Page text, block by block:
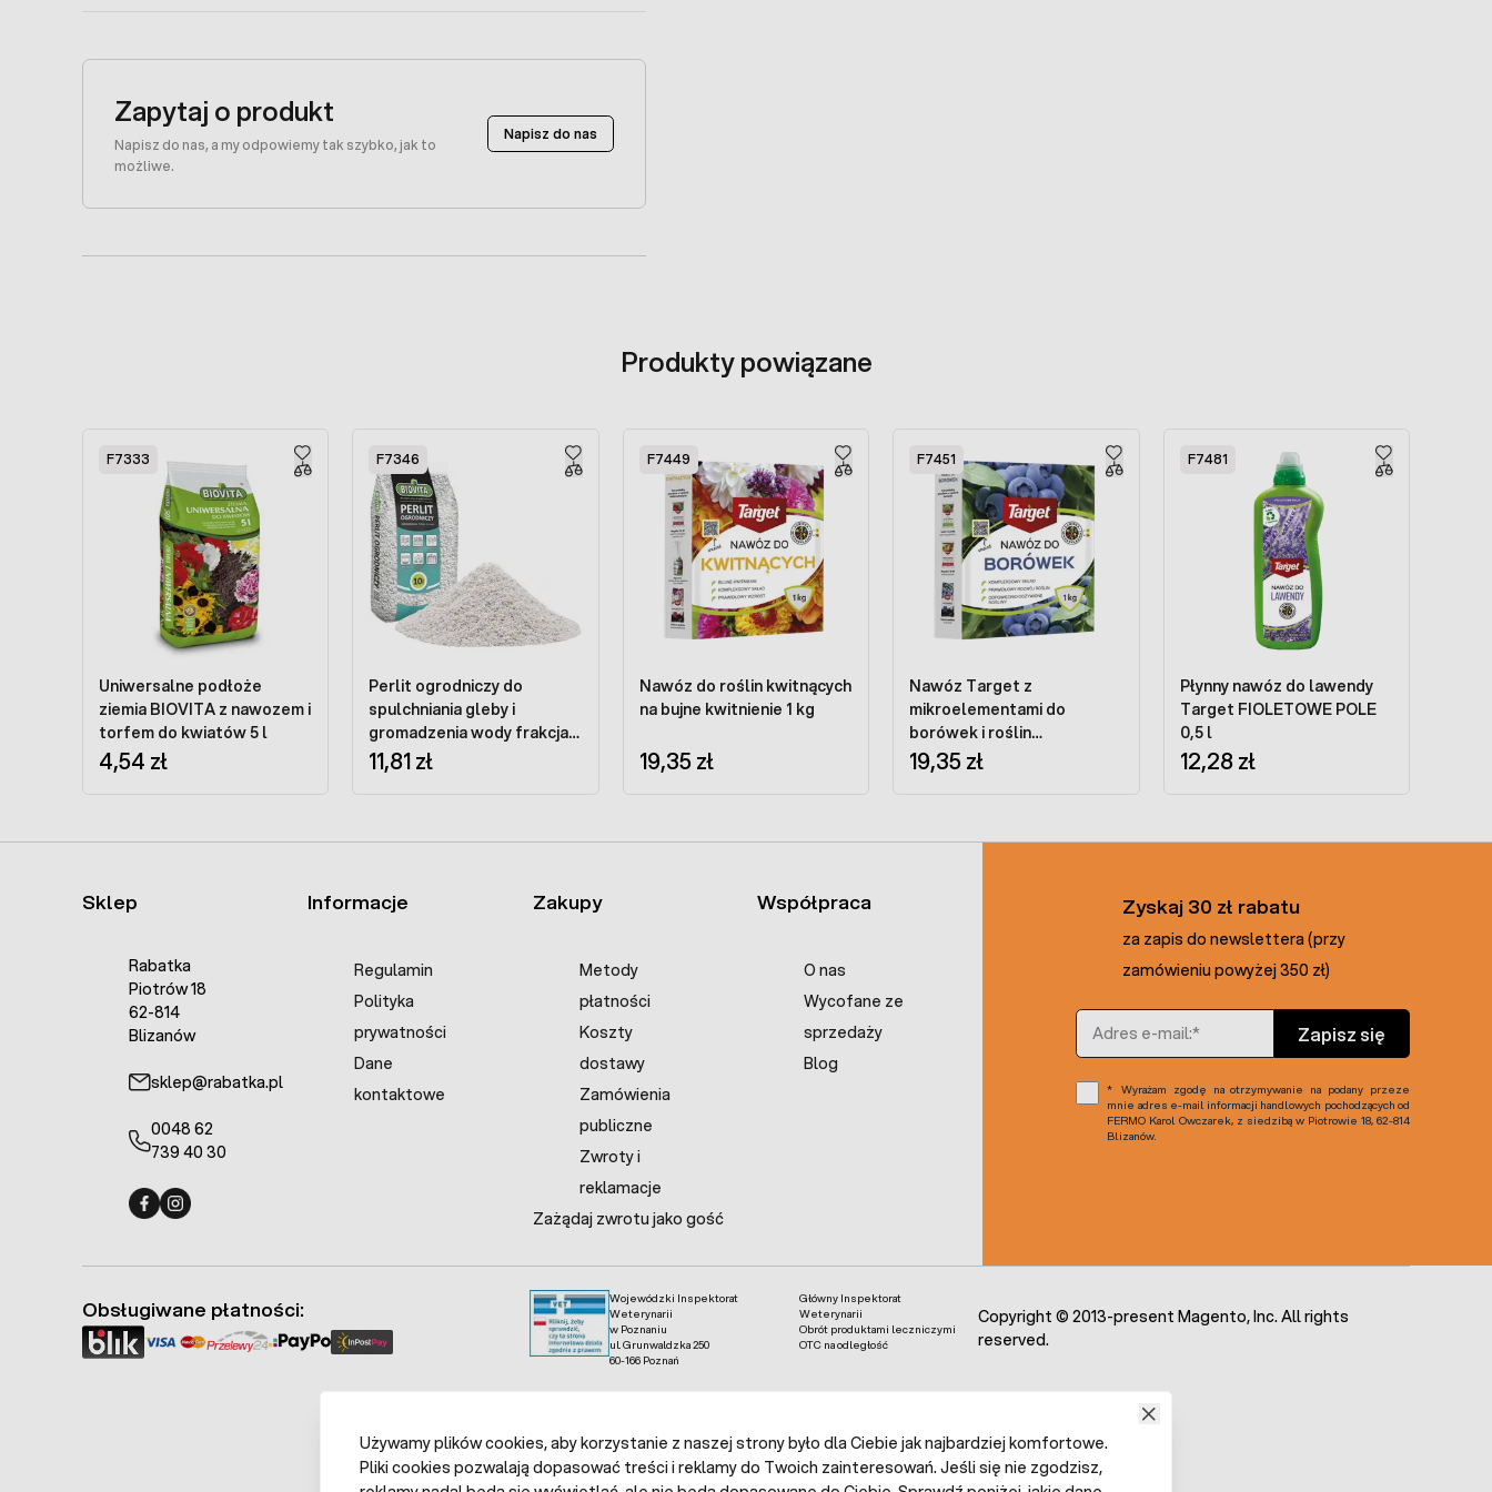
Zapytaj o produkt
Napisz do nas, a my odpowiemy tak szybko, jak to
możliwe.
Napisz do nas
Produkty powiązane
F7333
Uniwersalne podłoże
ziemia BIOVITA z nawozem i
torfem do kwiatów 5 l
4,54 zł
F7346
Perlit ogrodniczy do
spulchniania gleby i
gromadzenia wody frakcja
3-6 mm pojemność 10 l
11,81 zł
F7449
Nawóz do roślin kwitnących
na bujne kwitnienie 1 kg
19,35 zł
F7451
Nawóz Target z
mikroelementami do
borówek i roślin
kwasolubnych 1 kg
19,35 zł
F7481
Płynny nawóz do lawendy
Target FIOLETOWE POLE
0,5 l
12,28 zł
Sklep
Rabatka
Piotrów 18
62-814
Blizanów
sklep@rabatka.pl
0048 62
739 40 30
Informacje
Regulamin
Polityka
prywatności
Dane
kontaktowe
Zakupy
Metody
płatności
Koszty
dostawy
Zamówienia
publiczne
Zwroty i
reklamacje
Zażądaj zwrotu jako gość
Współpraca
O nas
Wycofane ze
sprzedaży
Blog
Zyskaj 30 zł rabatu
za zapis do newslettera (przy
zamówieniu powyżej 350 zł)
Adres e-mail
Zapisz się
Wyrażam zgodę na otrzymywanie na podany przeze
mnie adres e-mail informacji handlowych pochodzących od
FERMO Karol Owczarek, z siedzibą w Piotrowie 18, 62-814
Blizanów.
Wojewódzki Inspektorat
Weterynarii
w Poznaniu
ul. Grunwaldzka 250
60-166 Poznań
Główny Inspektorat
Weterynarii
Obrót produktami leczniczymi
OTC na odległość
Obsługiwane płatności:
Copyright © 2013-present Magento, Inc. All rights
reserved.
Używamy plików cookies, aby korzystanie z naszej strony było dla Ciebie jak najbardziej komfortowe.
Pliki cookies pozwalają dopasować treści i reklamy do Twoich zainteresowań. Jeśli się nie zgodzisz,